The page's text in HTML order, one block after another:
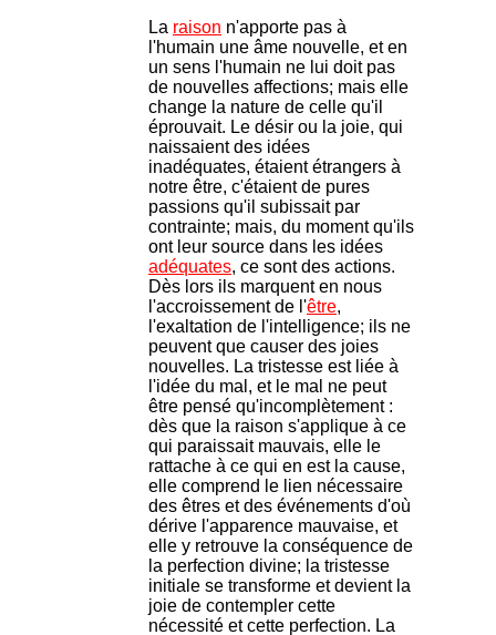
La raison n'apporte pas à
l'humain une âme nouvelle, et en
un sens l'humain ne lui doit pas
de nouvelles affections; mais elle
change la nature de celle qu'il
éprouvait. Le désir ou la joie, qui
naissaient des idées
inadéquates, étaient étrangers à
notre être, c'étaient de pures
passions qu'il subissait par
contrainte; mais, du moment qu'ils
ont leur source dans les idées
adéquates, ce sont des actions.
Dès lors ils marquent en nous
l'accroissement de l'être,
l'exaltation de l'intelligence; ils ne
peuvent que causer des joies
nouvelles. La tristesse est liée à
l'idée du mal, et le mal ne peut
être pensé qu'incomplètement :
dès que la raison s'applique à ce
qui paraissait mauvais, elle le
rattache à ce qui en est la cause,
elle comprend le lien nécessaire
des êtres et des événements d'où
dérive l'apparence mauvaise, et
elle y retrouve la conséquence de
la perfection divine; la tristesse
initiale se transforme et devient la
joie de contempler cette
nécessité et cette perfection. La